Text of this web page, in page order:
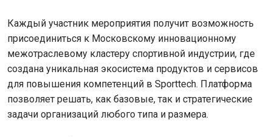
Каждый участник мероприятия получит возможность
присоединиться к Московскому инновационному
межотраслевому кластеру спортивной индустрии, где
создана уникальная экосистема продуктов и сервисов
для повышения компетенций в Sporttech. Платформа
позволяет решать, как базовые, так и стратегические
задачи организаций любого типа и размера.